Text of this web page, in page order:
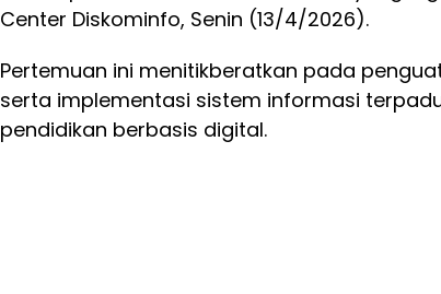
Center Diskominfo, Senin (13/4/2026).
Pertemuan ini menitikberatkan pada
serta implementasi sistem informasi
pendidikan berbasis digital.